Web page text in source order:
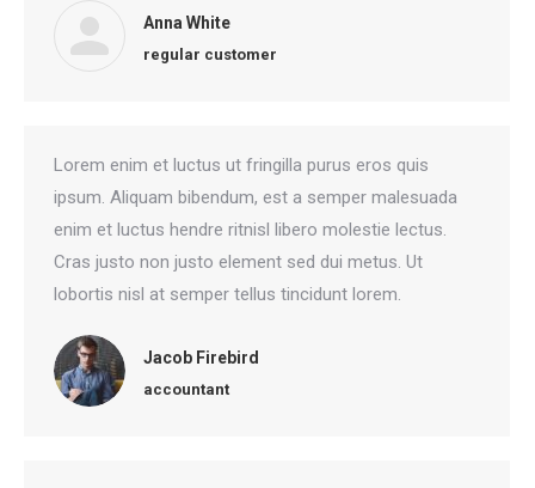
Anna White
regular customer
Lorem enim et luctus ut fringilla purus eros quis
ipsum. Aliquam bibendum, est a semper malesuada
enim et luctus hendre ritnisl libero molestie lectus.
Cras justo non justo element sed dui metus. Ut
lobortis nisl at semper tellus tincidunt lorem.
Jacob Firebird
accountant